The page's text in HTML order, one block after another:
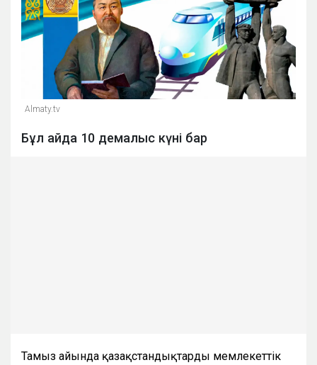
Almaty.tv
Бұл айда 10 демалыс күні бар
Тамыз айында қазақстандықтарды мемлекеттік